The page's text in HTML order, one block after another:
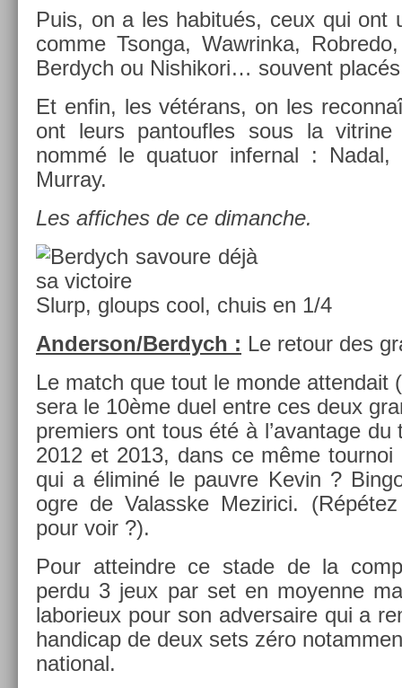
Puis, on a les habitués, ceux qui ont
comme Tson­ga, Waw­rinka,
Be­rdych ou Nis­hikori… souvent
Et enfin, les vétérans, on les
ont leurs pan­touf­les sous la vit­rine
nommé le quatuor in­fern­al : Nadal,
Mur­ray.
Les af­fiches de ce di­manche.
Slurp, gloups cool, chuis en 1/4
An­der­son/Ber­dych : Le re­tour des
Le match que tout le monde at­tendait
sera le 10ème duel entre ces deux
pre­mi­ers ont tous été à l’avan­tage
2012 et 2013, dans ce même tour­noi
qui a éliminé le pauv­re Kevin ?
ogre de Valasske Mezirici.
pour voir ?).
Pour at­teindre ce stade de la
perdu 3 jeux par set en moyen­ne
laborieux pour son ad­versaire qui a
han­dicap de deux sets zéro
nation­al.